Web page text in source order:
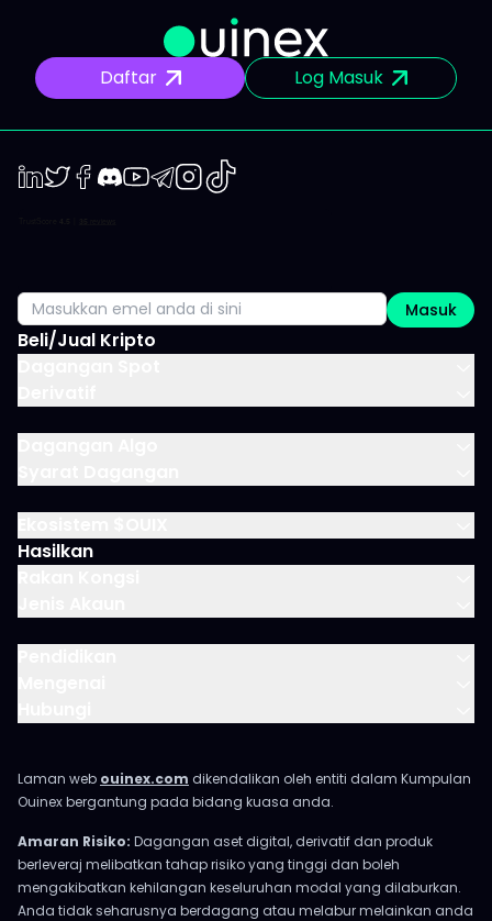
Daftar Log Masuk
Beli/Jual Kripto
Hasilkan
Telegram
Instagram
Masuk
Laman web ouinex.com dikendalikan oleh entiti dalam Kumpulan
Ouinex bergantung pada bidang kuasa anda.
Amaran Risiko: Dagangan aset digital, derivatif dan produk
berleveraj melibatkan tahap risiko yang tinggi dan boleh
mengakibatkan kehilangan keseluruhan modal yang dilaburkan.
Anda tidak seharusnya berdagang atau melabur melainkan anda